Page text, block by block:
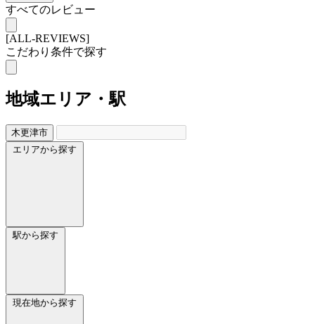
すべてのレビュー
[ALL-REVIEWS]
こだわり条件で探す
地域エリア・駅
木更津市
エリアから探す
駅から探す
現在地から探す